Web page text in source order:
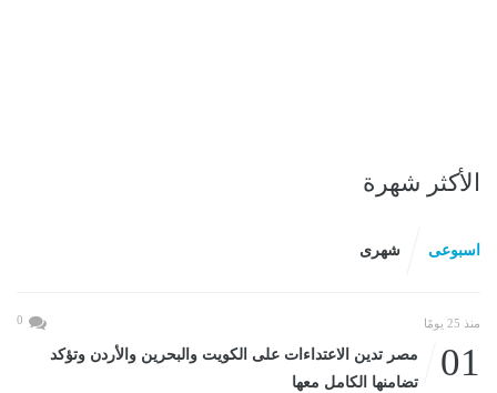
الأكثر شهرة
اسبوعى شهرى
منذ 25 يومًا 0
01
مصر تدين الاعتداءات على الكويت والبحرين والأردن وتؤكد
تضامنها الكامل معها